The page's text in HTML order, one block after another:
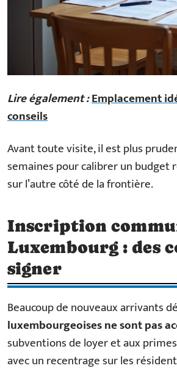
Lire également :Emplacement
conseils
Avant toute visite, il est plus
semaines pour calibrer un budget
sur l’autre côté de la frontière.
Inscription
Luxembourg : des
signer
Beaucoup de nouveaux arrivants
luxembourgeoises ne sont pas
subventions de loyer et aux
avec un recentrage sur les